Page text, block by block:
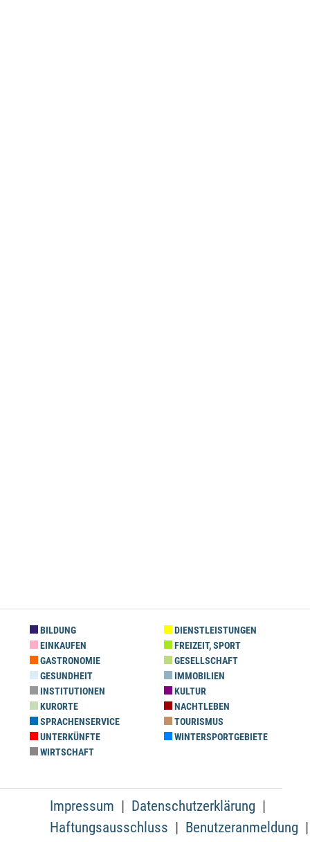
BILDUNG
DIENSTLEISTUNGEN
EINKAUFEN
FREIZEIT, SPORT
GASTRONOMIE
GESELLSCHAFT
GESUNDHEIT
IMMOBILIEN
INSTITUTIONEN
KULTUR
KURORTE
NACHTLEBEN
SPRACHENSERVICE
TOURISMUS
UNTERKÜNFTE
WINTERSPORTGEBIETE
WIRTSCHAFT
Impressum
Datenschutzerklärung
Haftungsausschluss
Benutzeranmeldung